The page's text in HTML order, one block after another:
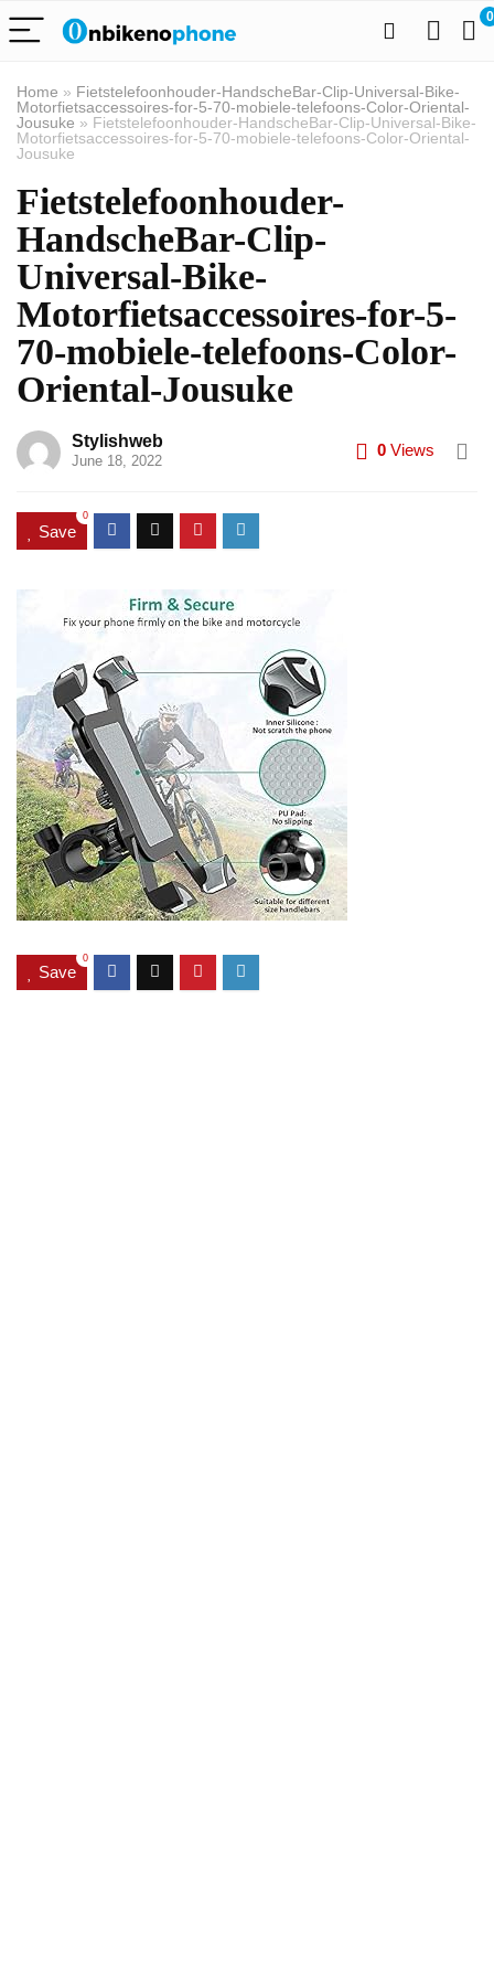
0
Home » Fietstelefoonhouder-HandscheBar-Clip-Universal-Bike-
Motorfietsaccessoires-for-5-70-mobiele-telefoons-Color-Oriental-
Jousuke » Fietstelefoonhouder-HandscheBar-Clip-Universal-Bike-
Motorfietsaccessoires-for-5-70-mobiele-telefoons-Color-Oriental-
Jousuke
Fietstelefoonhouder-
HandscheBar-Clip-
Universal-Bike-
Motorfietsaccessoires-for-5-
70-mobiele-telefoons-Color-
Oriental-Jousuke
Stylishweb
June 18, 2022
0 Views
Save
0
Save
0